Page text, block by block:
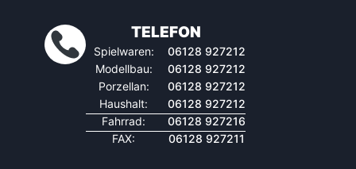
TELEFON
Spielwaren:
06128 927212
Modellbau:
06128 927212
Porzellan:
06128 927212
Haushalt:
06128 927212
Fahrrad:
06128 927216
FAX:
06128 927211